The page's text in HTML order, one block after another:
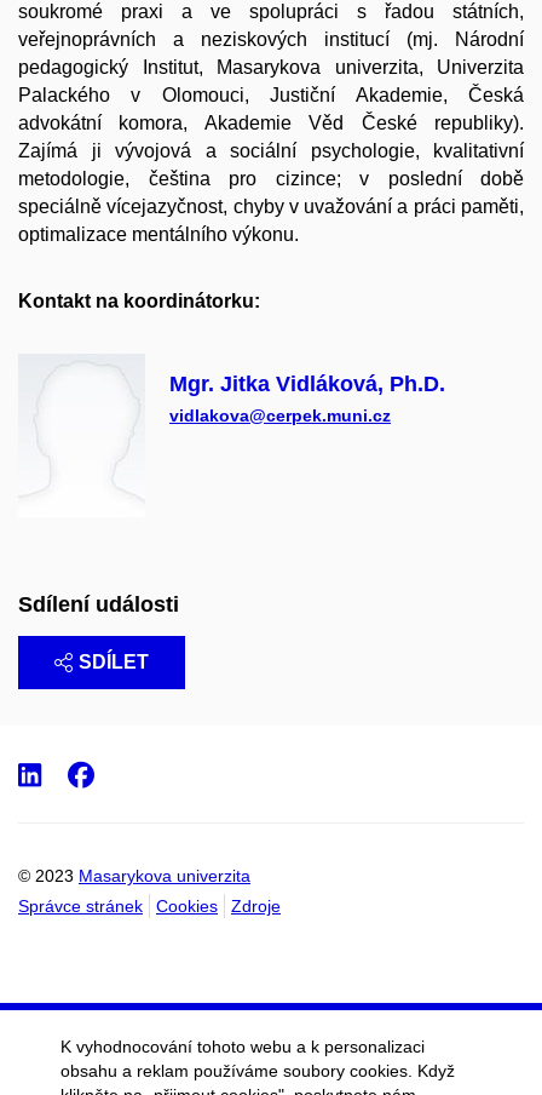
soukromé praxi a ve spolupráci s řadou státních,
veřejnoprávních a neziskových institucí (mj. Národní
pedagogický Institut, Masarykova univerzita, Univerzita
Palackého v Olomouci, Justiční Akademie, Česká
advokátní komora, Akademie Věd České republiky).
Zajímá ji vývojová a sociální psychologie, kvalitativní
metodologie, čeština pro cizince; v poslední době
speciálně vícejazyčnost, chyby v uvažování a práci paměti,
optimalizace mentálního výkonu.
Kontakt na koordinátorku:
Mgr. Jitka Vidláková, Ph.D.
vidlakova@cerpek.muni.cz
Sdílení události
SDÍLET
© 2023 Masarykova univerzita
Správce stránek
Cookies Zdroje
LinkedIn
Facebook
K vyhodnocování tohoto webu a k personalizaci
obsahu a reklam používáme soubory cookies. Když